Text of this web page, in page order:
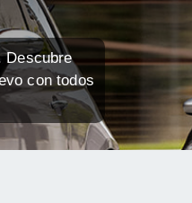
Descubre
con todos